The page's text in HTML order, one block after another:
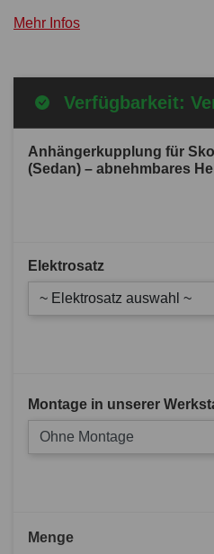
Mehr Infos
Verfügbarkeit:
Anhängerkupplung für
(Sedan) – abnehmbares
Elektrosatz
~ Elektrosatz auswahl ~
Montage in unserer
Ohne Montage
Menge